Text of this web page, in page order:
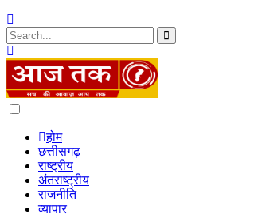
Dark
होम
छत्तीसगढ़
राष्ट्रीय
अंतराष्ट्रीय
राजनीति
व्यापार